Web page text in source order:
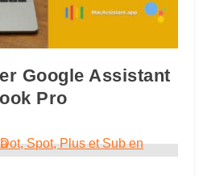
Google Assistant
Pro